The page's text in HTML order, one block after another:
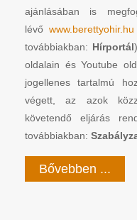
ajánlásában is
lévő www.berettyohir.hu
továbbiakban: Hírportál
oldalain és Youtube
jogellenes tartalmú
végett, az azok
követendő eljárás
továbbiakban:
Bővebben ...